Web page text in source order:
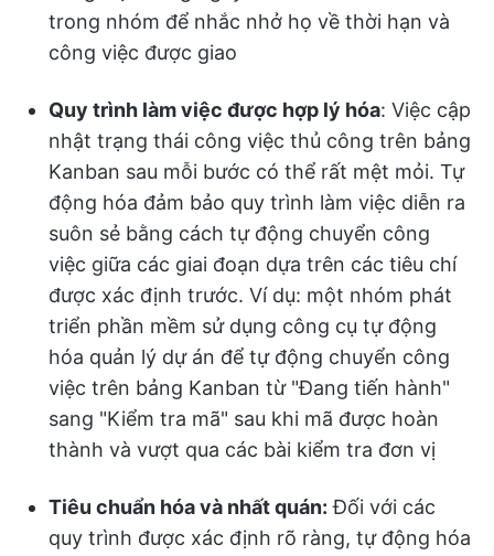
trong nhóm để nhắc nhở họ về thời hạn và
công việc được giao
Quy trình làm việc được hợp lý hóa: Việc cập
nhật trạng thái công việc thủ công trên bảng
Kanban sau mỗi bước có thể rất mệt mỏi. Tự
động hóa đảm bảo quy trình làm việc diễn ra
suôn sẻ bằng cách tự động chuyển công
việc giữa các giai đoạn dựa trên các tiêu chí
được xác định trước. Ví dụ: một nhóm phát
triển phần mềm sử dụng công cụ tự động
hóa quản lý dự án để tự động chuyển công
việc trên bảng Kanban từ "Đang tiến hành"
sang "Kiểm tra mã" sau khi mã được hoàn
thành và vượt qua các bài kiểm tra đơn vị
Tiêu chuẩn hóa và nhất quán: Đối với các
quy trình được xác định rõ ràng, tự động hóa